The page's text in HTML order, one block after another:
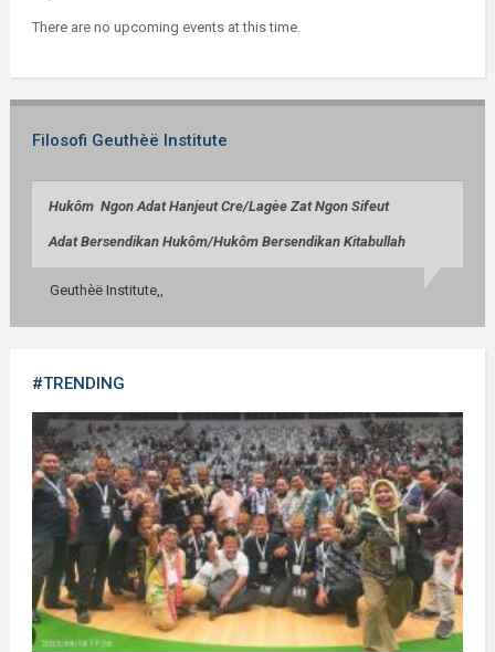
There are no upcoming events at this time.
Filosofi Geuthèë Institute
Hukôm Ngon Adat Hanjeut Cre/Lagèe Zat Ngon Sifeut
Adat Bersendikan Hukôm/Hukôm Bersendikan Kitabullah
Geuthèë Institute,,
#TRENDING